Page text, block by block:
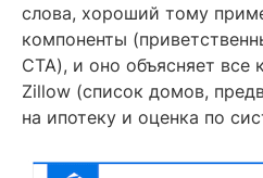
слова, хороший тому
компоненты
CTA), и оно объясняет все
Zillow (список домов,
на ипотеку и оценка по